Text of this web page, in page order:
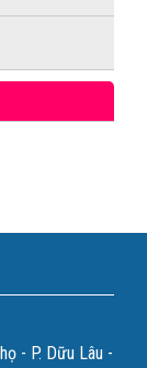
- P. Dữu Lâu -